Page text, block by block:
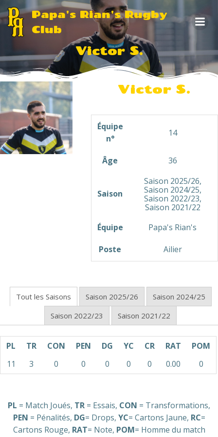
Aller
au
contenu
Papa's Rian's Rugby
Club
Victor S.
Victor S.
Équipe
n°
14
Âge 36
Saison
Saison 2025/26,
Saison 2024/25,
Saison 2022/23,
Saison 2021/22
Équipe
Papa's Rian's
Poste Ailier
Tout les Saisons Saison 2025/26
Saison 2024/25
Saison 2022/23
Saison 2021/22
PL TR CON PEN DG YC CR RAT
POM
11
3 0 0 0 0 0 0.00 0
PL = Match Joués, TR = Essais, CON = Transformations,
PEN = Pénalités, DG= Drops, YC= Cartons Jaune, RC=
Cartons Rouge, RAT= Note, POM= Homme du match